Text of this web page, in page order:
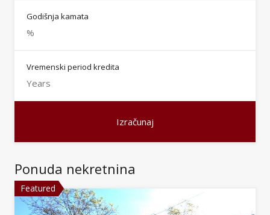
Godišnja kamata
Vremenski period kredita
Ponuda nekretnina
Featured